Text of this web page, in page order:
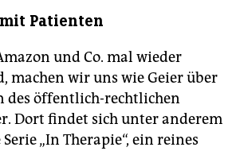
Patienten
und Co. mal wieder
machen wir uns wie Geier über
des öffentlich-rechtlichen
Dort findet sich unter anderem
„In Therapie“, ein reines